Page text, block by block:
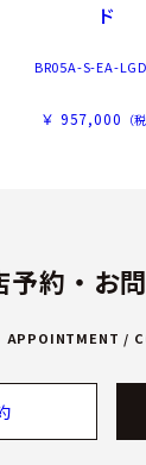
ド
BR05A-S-EA-
￥ 957,000 （
予約・お
APPOINTMENT /